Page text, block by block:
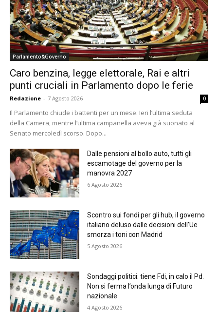
Parlamento&Governo
Caro benzina, legge elettorale, Rai e altri
punti cruciali in Parlamento dopo le ferie
Redazione - 7 Agosto 2026 0
Il Parlamento chiude i battenti per un mese. Ieri l’ultima seduta
della Camera, mentre l’ultima campanella aveva già suonato al
Senato mercoledì scorso. Dopo...
Dalle pensioni al bollo auto, tutti gli
escamotage del governo per la
manovra 2027
6 Agosto 2026
Scontro sui fondi per gli hub, il governo
italiano deluso dalle decisioni dell’Ue
smorza i toni con Madrid
5 Agosto 2026
Sondaggi politici: tiene Fdi, in calo il Pd.
Non si ferma l’onda lunga di Futuro
nazionale
4 Agosto 2026